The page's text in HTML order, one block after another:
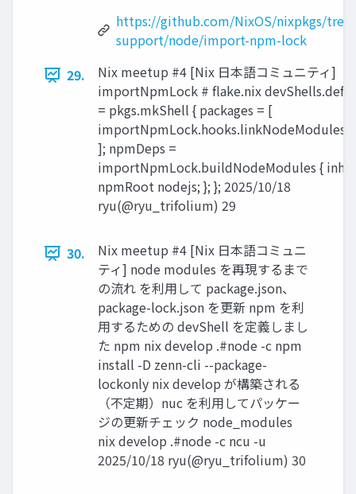
https://github.com/NixOS/nixpkgs/
support/node/import-npm-lock
29.
Nix meetup #4 [Nix 日本語コミュニティ]
importNpmLock # flake.nix
= pkgs.mkShell { packages = [
]; npmDeps =
importNpmLock.buildNodeModules {
npmRoot nodejs; }; }; 2025/10/18
ryu(@ryu_trifolium) 29
30.
Nix meetup #4 [Nix 日本語コミュニ
ティ] node modules を再現するまで
の流れ を利用して package.json、
package-lock.json を更新 npm を利
用するための devShell を定義しまし
た npm nix develop .#node -c npm
install -D zenn-cli --package-
lockonly nix develop が構築される
（不定期）nuc を利用してパッケー
ジの更新チェック node_modules
nix develop .#node -c ncu -u
2025/10/18 ryu(@ryu_trifolium) 30